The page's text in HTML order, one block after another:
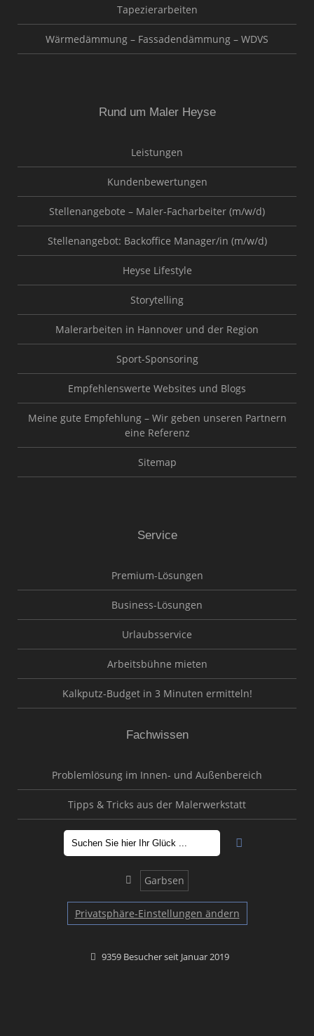
Tapezierarbeiten
Wärmedämmung – Fassadendämmung – WDVS
Rund um Maler Heyse
Leistungen
Kundenbewertungen
Stellenangebote – Maler-Facharbeiter (m/w/d)
Stellenangebot: Backoffice Manager/in (m/w/d)
Heyse Lifestyle
Storytelling
Malerarbeiten in Hannover und der Region
Sport-Sponsoring
Empfehlenswerte Websites und Blogs
Meine gute Empfehlung – Wir geben unseren Partnern
eine Referenz
Sitemap
Service
Premium-Lösungen
Business-Lösungen
Urlaubsservice
Arbeitsbühne mieten
Kalkputz-Budget in 3 Minuten ermitteln!
Fachwissen
Problemlösung im Innen- und Außenbereich
Tipps & Tricks aus der Malerwerkstatt
Garbsen
Privatsphäre-Einstellungen ändern
9359 Besucher seit Januar 2019